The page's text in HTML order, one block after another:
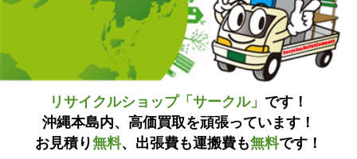
リサイクルショップ「サークル」 です！
沖縄本島内、高価買取を頑張っています！
お見積り無料、出張費も運搬費も無料です！